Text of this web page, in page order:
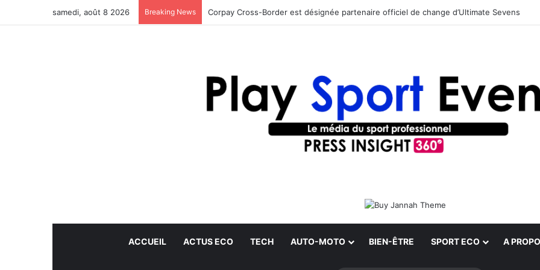
samedi, août 8 2026 Breaking News Corpay Cross-Border est désignée partenaire officiel de change d’Ultimate Sevens
ACCUEIL ACTUS ECO TECH AUTO-MOTO BIEN-ÊTRE SPORT ECO A